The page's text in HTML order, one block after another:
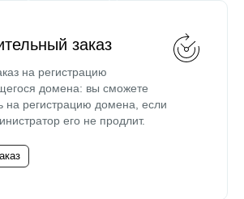
заказ
на регистрацию
домена: вы сможете
на регистрацию домена, если
его не продлит.